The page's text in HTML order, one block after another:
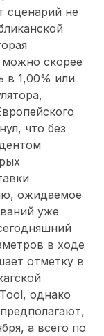
сценарий не
можно скорее
в 1,00% или
что без
ожидаемое
уже
в ходе
отметку в
однако
а всего по